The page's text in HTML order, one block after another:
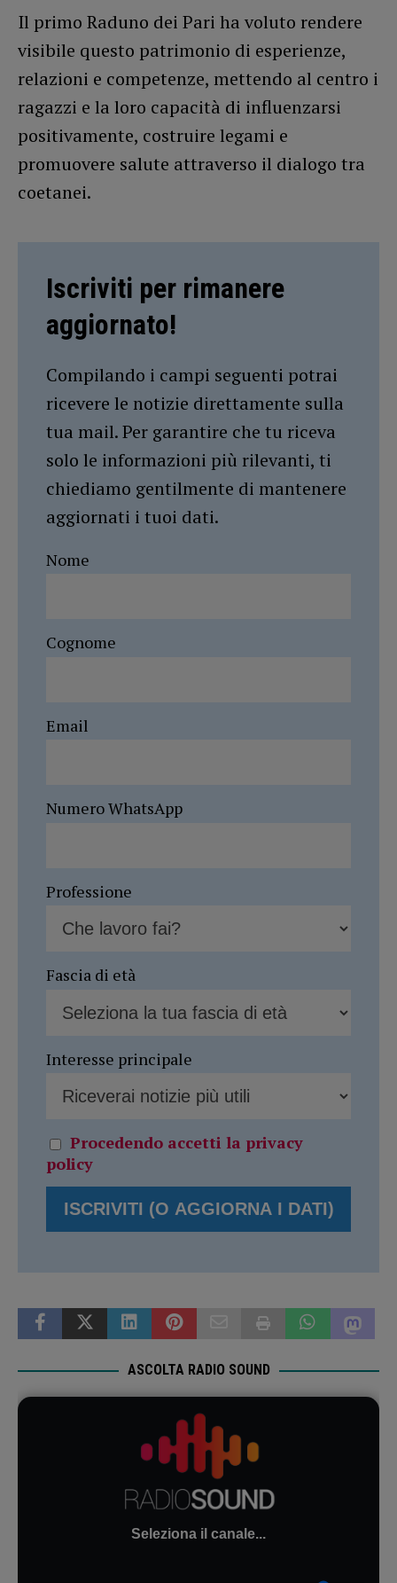
Il primo Raduno dei Pari ha voluto rendere
visibile questo patrimonio di esperienze,
relazioni e competenze, mettendo al centro i
ragazzi e la loro capacità di influenzarsi
positivamente, costruire legami e
promuovere salute attraverso il dialogo tra
coetanei.
Iscriviti per rimanere
aggiornato!
Compilando i campi seguenti potrai
ricevere le notizie direttamente sulla
tua mail. Per garantire che tu riceva
solo le informazioni più rilevanti, ti
chiediamo gentilmente di mantenere
aggiornati i tuoi dati.
Nome
Cognome
Email
Numero WhatsApp
Professione
Fascia di età
Interesse principale
Procedendo accetti la privacy
policy
ASCOLTA RADIO SOUND
Seleziona il canale...